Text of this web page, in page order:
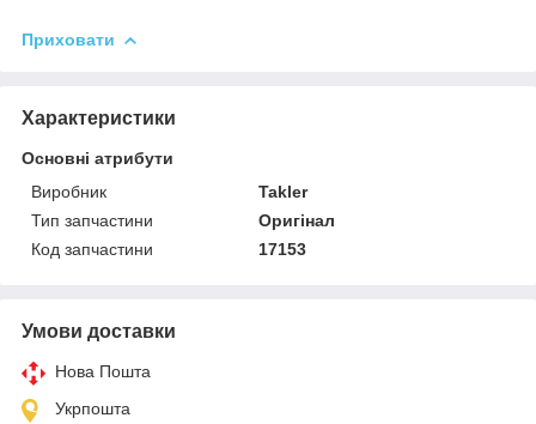
Приховати
Характеристики
Основні атрибути
Виробник
Takler
Тип запчастини
Оригінал
Код запчастини
17153
Умови доставки
Нова Пошта
Укрпошта